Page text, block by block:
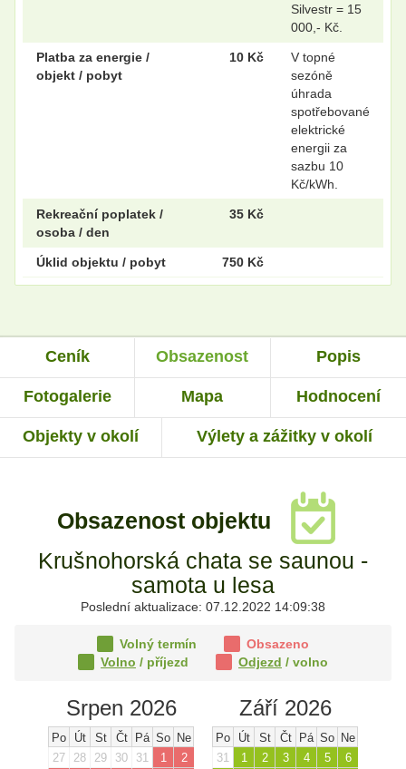
Silvestr = 15
000,- Kč.
Platba za energie /
objekt / pobyt
10 Kč
V topné
sezóně
úhrada
spotřebované
elektrické
energii za
sazbu 10
Kč/kWh.
Rekreační poplatek /
osoba / den
35 Kč
Úklid objektu / pobyt 750 Kč
Ceník Obsazenost Popis
Fotogalerie Mapa Hodnocení
Objekty v okolí Výlety a zážitky v okolí
Obsazenost objektu
Krušnohorská chata se saunou -
samota u lesa
Poslední aktualizace: 07.12.2022 14:09:38
Volný termín
Obsazeno
Volno / příjezd Odjezd / volno
Srpen 2026
Po Út St Čt Pá So Ne
27
28 29 30 31 1
2
Září 2026
Po Út St Čt Pá So Ne
31
1 2 3 4 5
6